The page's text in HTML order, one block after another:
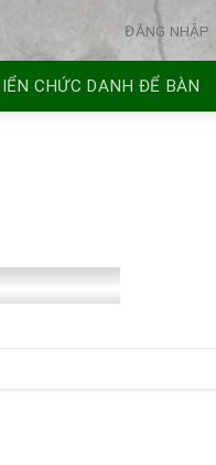
ĐĂNG NHẬP
CHỨC DANH ĐỂ BÀN